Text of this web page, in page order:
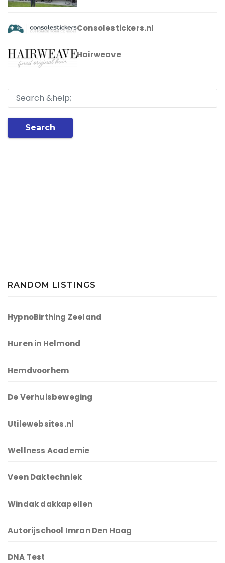
Consolestickers.nl
Hairweave
Search
RANDOM LISTINGS
HypnoBirthing Zeeland
Huren in Helmond
Hemdvoorhem
De Verhuisbeweging
Utilewebsites.nl
Wellness Academie
Veen Daktechniek
Windak dakkapellen
Autorijschool Imran Den Haag
DNA Test